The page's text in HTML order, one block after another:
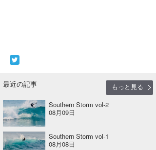
最近の記事
もっと見る
Southern Storm vol-2
08月09日
Southern Storm vol-1
08月08日